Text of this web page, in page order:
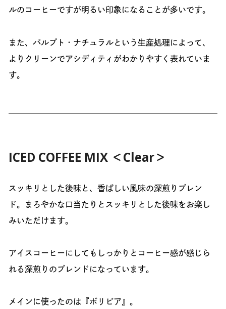
ルのコーヒーですが明るい印象になることが多いです。
また、パルプト・ナチュラルという生産処理によって、
よりクリーンでアシディティがわかりやすく表れていま
す。
ICED COFFEE MIX ＜Clear＞
スッキリとした後味と、香ばしい風味の深煎りブレン
ド。まろやかな口当たりとスッキリとした後味をお楽し
みいただけます。
アイスコーヒーにしてもしっかりとコーヒー感が感じら
れる深煎りのブレンドになっています。
メインに使ったのは『ボリビア』。